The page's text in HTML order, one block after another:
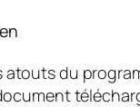
atouts du